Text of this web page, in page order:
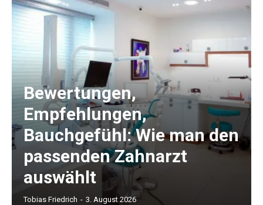
Bewertungen,
Empfehlungen,
Bauchgefühl: Wie man den
passenden Zahnarzt
auswählt
Tobias Friedrich - 3. August 2026